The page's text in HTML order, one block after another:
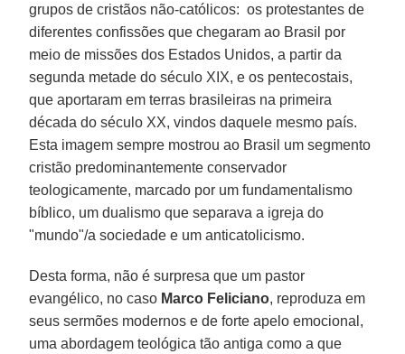
grupos de cristãos não-católicos: os protestantes de
diferentes confissões que chegaram ao Brasil por
meio de missões dos Estados Unidos, a partir da
segunda metade do século XIX, e os pentecostais,
que aportaram em terras brasileiras na primeira
década do século XX, vindos daquele mesmo país.
Esta imagem sempre mostrou ao Brasil um segmento
cristão predominantemente conservador
teologicamente, marcado por um fundamentalismo
bíblico, um dualismo que separava a igreja do
"mundo"/a sociedade e um anticatolicismo.
Desta forma, não é surpresa que um pastor
evangélico, no caso Marco Feliciano, reproduza em
seus sermões modernos e de forte apelo emocional,
uma abordagem teológica tão antiga como a que